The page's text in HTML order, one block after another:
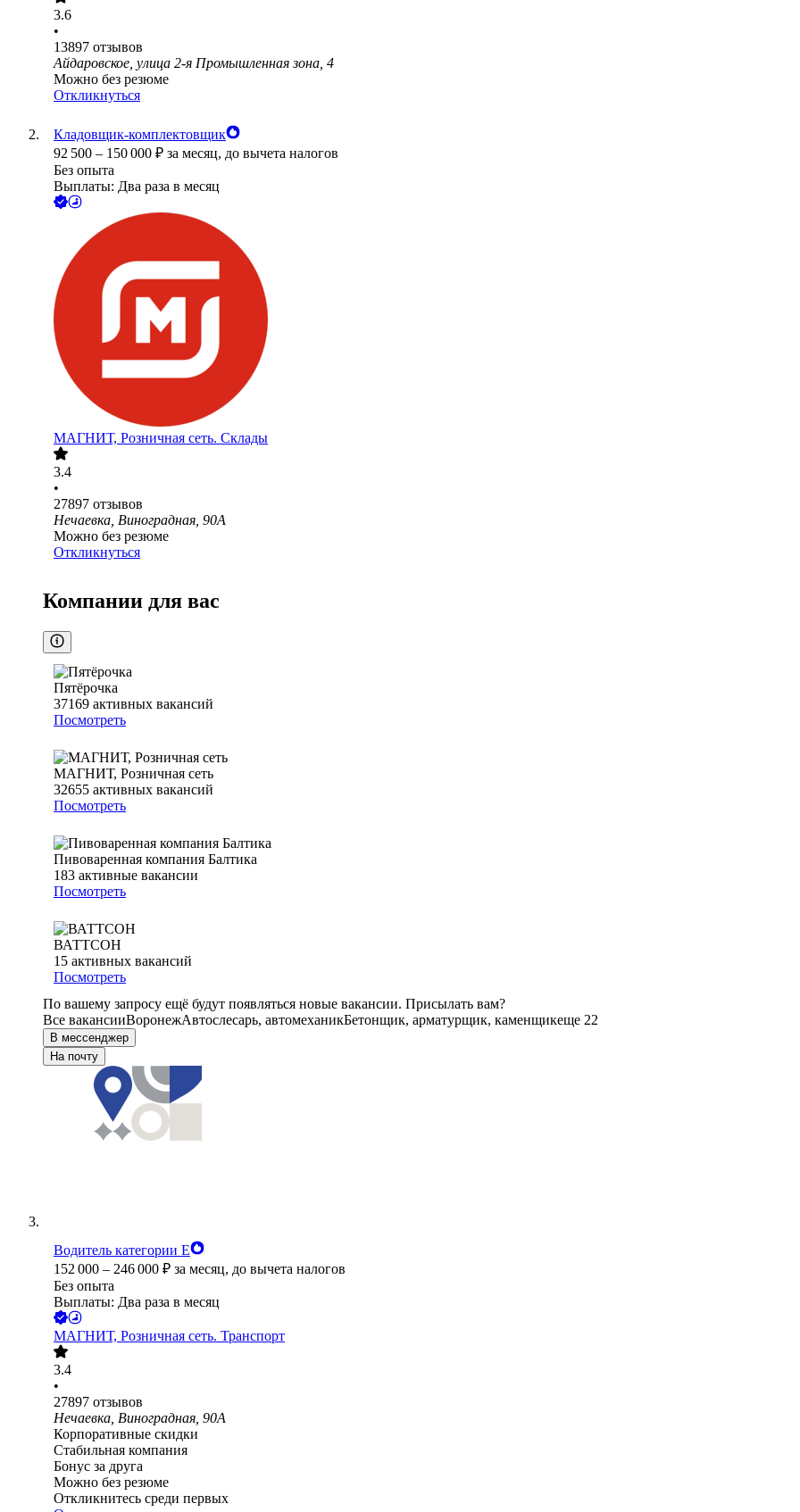
3.6
•
13897 отзывов
Айдаровское, улица 2-я Промышленная зона, 4
Можно без резюме
Откликнуться
Кладовщик-комплектовщик
92 500 – 150 000 ₽ за месяц, до вычета налогов
Без опыта
Выплаты: Два раза в месяц
МАГНИТ, Розничная сеть. Склады
3.4
•
27897 отзывов
Нечаевка, Виноградная, 90А
Можно без резюме
Откликнуться
Компании для вас
Пятёрочка
37169 активных вакансий
Посмотреть
МАГНИТ, Розничная сеть
32655 активных вакансий
Посмотреть
Пивоваренная компания Балтика
183 активные вакансии
Посмотреть
ВАТТСОН
15 активных вакансий
Посмотреть
По вашему запросу ещё будут появляться новые вакансии. Присылать вам?
Все вакансииВоронежАвтослесарь, автомеханикБетонщик, арматурщик, каменщикеще 22
В мессенджер
На почту
Водитель категории Е
152 000 – 246 000 ₽ за месяц, до вычета налогов
Без опыта
Выплаты: Два раза в месяц
МАГНИТ, Розничная сеть. Транспорт
3.4
•
27897 отзывов
Нечаевка, Виноградная, 90А
Корпоративные скидки
Стабильная компания
Бонус за друга
Можно без резюме
Откликнитесь среди первых